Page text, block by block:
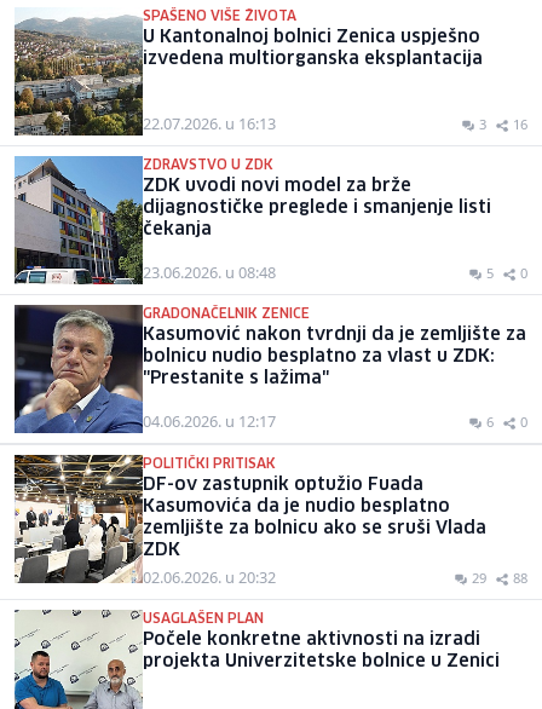
SPAŠENO VIŠE ŽIVOTA
U Kantonalnoj bolnici Zenica uspješno
izvedena multiorganska eksplantacija
22.07.2026. u 16:13 3 16
ZDRAVSTVO U ZDK
ZDK uvodi novi model za brže
dijagnostičke preglede i smanjenje listi
čekanja
23.06.2026. u 08:48 5 0
GRADONAČELNIK ZENICE
Kasumović nakon tvrdnji da je zemljište za
bolnicu nudio besplatno za vlast u ZDK:
"Prestanite s lažima"
04.06.2026. u 12:17 6 0
POLITIČKI PRITISAK
DF-ov zastupnik optužio Fuada
Kasumovića da je nudio besplatno
zemljište za bolnicu ako se sruši Vlada
ZDK
02.06.2026. u 20:32 29 88
USAGLAŠEN PLAN
Počele konkretne aktivnosti na izradi
projekta Univerzitetske bolnice u Zenici